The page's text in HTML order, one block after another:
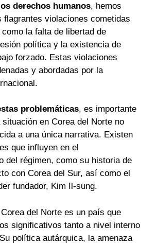
derechos humanos, hemos
flagrantes violaciones cometidas
la falta de libertad de
política y la existencia de
forzado. Estas violaciones
y abordadas por la
problemáticas, es importante
en Corea del Norte no
a una única narrativa. Existen
que influyen en el
del régimen, como su historia de
con Corea del Sur, así como el
fundador, Kim Il-sung.
del Norte es un país que
significativos tanto a nivel interno
política autárquica, la amenaza